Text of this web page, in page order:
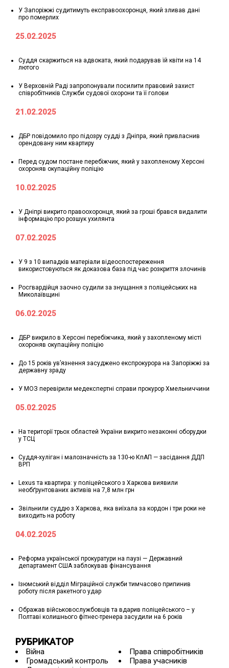
У Запоріжжі судитимуть експравоохоронця, який зливав дані
про померлих
25.02.2025
Суддя скаржиться на адвоката, який подарував їй квіти на 14
лютого
У Верховній Раді запропонували посилити правовий захист
співробітників Служби судової охорони та її голови
21.02.2025
ДБР повідомило про підозру судді з Дніпра, який привласнив
орендовану ним квартиру
Перед судом постане перебіжчик, який у захопленому Херсоні
охороняв окупаційну поліцію
10.02.2025
У Дніпрі викрито правоохоронця, який за гроші брався видалити
інформацію про розшук ухилянта
07.02.2025
У 9 з 10 випадків матеріали відеоспостереження
використовуються як доказова база під час розкриття злочинів
Росгвардійця заочно судили за знущання з поліцейських на
Миколаївщині
06.02.2025
ДБР викрило в Херсоні перебіжчика, який у захопленому місті
охороняв окупаційну поліцію
До 15 років ув’язнення засуджено експрокурора на Запоріжжі за
державну зраду
У МОЗ перевірили медекспертні справи прокурор Хмельниччини
05.02.2025
На території трьох областей України викрито незаконні оборудки
у ТСЦ
Суддя-хуліган і малозначність за 130-ю КпАП — засідання ДДП
ВРП
Lexus та квартира: у поліцейського з Харкова виявили
необґрунтованих активів на 7,8 млн грн
Звільнили суддю з Харкова, яка виїхала за кордон і три роки не
виходить на роботу
04.02.2025
Реформа української прокуратури на паузі — Державний
департамент США заблокував фінансування
Ізюмський відділ Міграційної служби тимчасово припинив
роботу після ракетного удар
Ображав військовослужбовців та вдарив поліцейського – у
Полтаві колишнього фітнес-тренера засудили на 6 років
РУБРИКАТОР
Війна
Громадський контроль
Права співробітників
Права учасників